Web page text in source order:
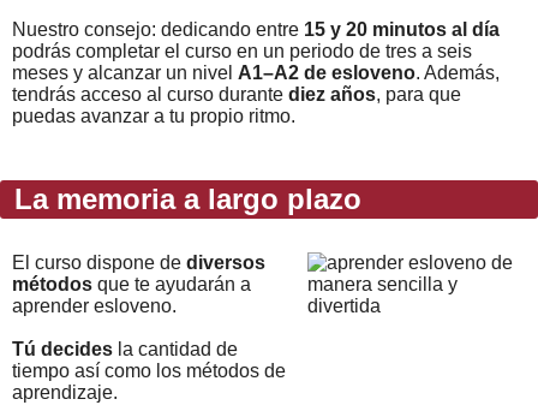
Nuestro consejo: dedicando entre 15 y 20 minutos al día
podrás completar el curso en un periodo de tres a seis
meses y alcanzar un nivel A1–A2 de esloveno. Además,
tendrás acceso al curso durante diez años, para que
puedas avanzar a tu propio ritmo.
La memoria a largo plazo
El curso dispone de diversos
métodos que te ayudarán a
aprender esloveno.
Tú decides la cantidad de
tiempo así como los métodos de
aprendizaje.